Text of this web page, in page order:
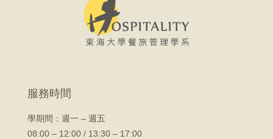
服務時間
學期間： 週一 – 週五
08:00 – 12:00 / 13:30 – 17:00